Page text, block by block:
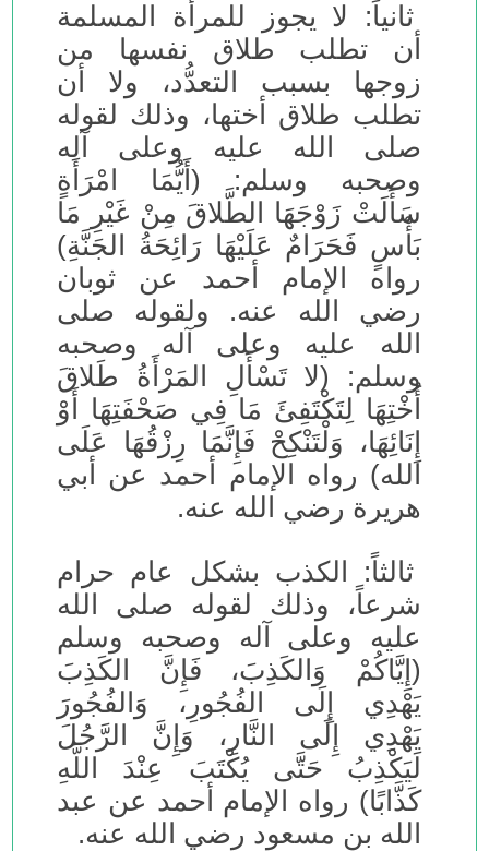
ثانياً: لا يجوز للمرأة المسلمة
أن تطلب طلاق نفسها من
زوجها بسبب التعدُّد، ولا أن
تطلب طلاق أختها، وذلك لقوله
صلى الله عليه وعلى آله
وصحبه وسلم: (أَيُّمَا امْرَأَةٍ
سَأَلَتْ زَوْجَهَا الطَّلاقَ مِنْ غَيْرِ مَا
بَأْسٍ فَحَرَامٌ عَلَيْهَا رَائِحَةُ الجَنَّةِ)
رواه الإمام أحمد عن ثوبان
رضي الله عنه. ولقوله صلى
الله عليه وعلى آله وصحبه
وسلم: (لا تَسْأَلِ المَرْأَةُ طَلاقَ
أُخْتِهَا لِتَكْتَفِئَ مَا فِي صَحْفَتِهَا أَوْ
إِنَائِهَا، وَلْتَنْكِحْ فَإِنَّمَا رِزْقُهَا عَلَى
الله) رواه الإمام أحمد عن أبي
هريرة رضي الله عنه.
ثالثاً: الكذب بشكل عام حرام
شرعاً، وذلك لقوله صلى الله
عليه وعلى آله وصحبه وسلم
(إِيَّاكُمْ وَالكَذِبَ، فَإِنَّ الكَذِبَ
يَهْدِي إِلَى الفُجُورِ، وَالفُجُورَ
يَهْدِي إِلَى النَّارِ، وَإِنَّ الرَّجُلَ
لَيَكْذِبُ حَتَّى يُكْتَبَ عِنْدَ اللَّهِ
كَذَّابًا) رواه الإمام أحمد عن عبد
الله بن مسعود رضي الله عنه.